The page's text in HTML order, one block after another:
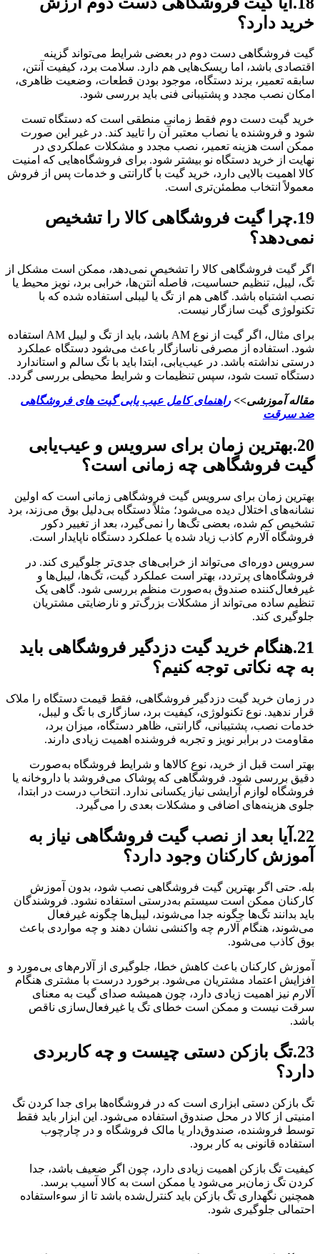
خرید دارد؟
گیت فروشگاهی دست دوم در بعضی شرایط می‌تواند گزینه
اقتصادی باشد، اما ریسک‌هایی هم دارد. سلامت برد، کیفیت آنتن،
سابقه تعمیر، برند دستگاه، موجود بودن قطعات، وضعیت ظاهری،
امکان نصب مجدد و پشتیبانی فنی باید بررسی شود.
خرید گیت دست دوم فقط زمانی منطقی است که دستگاه تست
شود و فروشنده یا نصاب معتبر آن را تایید کند. در غیر این صورت
ممکن است هزینه تعمیر، نصب مجدد و مشکلات عملکردی در
نهایت از خرید دستگاه نو بیشتر شود. برای فروشگاه‌هایی که امنیت
کالا اهمیت بالایی دارد، خرید گیت با گارانتی و خدمات پس از فروش
معمولاً انتخاب مطمئن‌تری است.
19.چرا گیت فروشگاهی کالا را تشخیص
نمی‌دهد؟
اگر گیت فروشگاهی کالا را تشخیص نمی‌دهد، ممکن است مشکل از
تگ، لیبل، تنظیم حساسیت، فاصله آنتن‌ها، خرابی برد، نویز محیط یا
نصب اشتباه باشد. گاهی هم از تگ یا لیبلی استفاده شده که با
تکنولوژی گیت سازگار نیست.
برای مثال، اگر گیت از نوع AM باشد، باید از تگ و لیبل AM استفاده
شود. استفاده از مصرفی ناسازگار باعث می‌شود دستگاه عملکرد
درستی نداشته باشد. در عیب‌یابی، ابتدا باید با تگ سالم و استاندارد
دستگاه تست شود، سپس تنظیمات و شرایط محیطی بررسی گردد.
مقاله آموزشی>>راهنمای کامل عیب یابی گیت های فروشگاهی
ضد سرقت
20.بهترین زمان برای سرویس و عیب‌یابی
گیت فروشگاهی چه زمانی است؟
بهترین زمان برای سرویس گیت فروشگاهی زمانی است که اولین
نشانه‌های اختلال دیده می‌شود؛ مثلاً دستگاه بی‌دلیل بوق می‌زند، برد
تشخیص کم شده، بعضی تگ‌ها را نمی‌گیرد، بعد از تغییر دکور
فروشگاه آلارم کاذب زیاد شده یا عملکرد دستگاه ناپایدار است.
سرویس دوره‌ای می‌تواند از خرابی‌های جدی‌تر جلوگیری کند. در
فروشگاه‌های پرتردد، بهتر است عملکرد گیت، تگ‌ها، لیبل‌ها و
غیرفعال‌کننده صندوق به‌صورت منظم بررسی شود. گاهی یک
تنظیم ساده می‌تواند از مشکلات بزرگ‌تر و نارضایتی مشتریان
جلوگیری کند.
21.هنگام خرید گیت دزدگیر فروشگاهی باید
به چه نکاتی توجه کنیم؟
در زمان خرید گیت دزدگیر فروشگاهی، فقط قیمت دستگاه را ملاک
قرار ندهید. نوع تکنولوژی، کیفیت برد، سازگاری با تگ و لیبل،
خدمات نصب، پشتیبانی، گارانتی، ظاهر دستگاه، میزان برد،
مقاومت در برابر نویز و تجربه فروشنده اهمیت زیادی دارند.
بهتر است قبل از خرید، نوع کالاها و شرایط فروشگاه به‌صورت
دقیق بررسی شود. فروشگاهی که پوشاک می‌فروشد با داروخانه یا
فروشگاه لوازم آرایشی نیاز یکسانی ندارد. انتخاب درست در ابتدا،
جلوی هزینه‌های اضافی و مشکلات بعدی را می‌گیرد.
22.آیا بعد از نصب گیت فروشگاهی نیاز به
آموزش کارکنان وجود دارد؟
بله. حتی اگر بهترین گیت فروشگاهی نصب شود، بدون آموزش
کارکنان ممکن است سیستم به‌درستی استفاده نشود. فروشندگان
باید بدانند تگ‌ها چگونه جدا می‌شوند، لیبل‌ها چگونه غیرفعال
می‌شوند، هنگام آلارم چه واکنشی نشان دهند و چه مواردی باعث
بوق کاذب می‌شود.
آموزش کارکنان باعث کاهش خطا، جلوگیری از آلارم‌های بی‌مورد و
افزایش اعتماد مشتریان می‌شود. برخورد درست با مشتری هنگام
آلارم نیز اهمیت زیادی دارد، چون همیشه صدای گیت به معنای
سرقت نیست و ممکن است خطای تگ یا غیرفعال‌سازی ناقص
باشد.
23.تگ بازکن دستی چیست و چه کاربردی
دارد؟
تگ بازکن دستی ابزاری است که در فروشگاه‌ها برای جدا کردن تگ
امنیتی از کالا در محل صندوق استفاده می‌شود. این ابزار باید فقط
توسط فروشنده، صندوق‌دار یا مالک فروشگاه و در چارچوب
استفاده قانونی به کار برود.
کیفیت تگ بازکن اهمیت زیادی دارد، چون اگر ضعیف باشد، جدا
کردن تگ زمان‌بر می‌شود یا ممکن است به کالا آسیب برسد.
همچنین نگهداری تگ بازکن باید کنترل‌شده باشد تا از سوءاستفاده
احتمالی جلوگیری شود.